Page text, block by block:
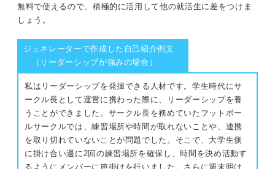
無料で使えるので、積極的に活用して他の就活生に差をつけま
しょう。
ジェネレーターで作成した自己紹介例文
（リーダーシップが強みの場合）
私はリーダーシップを発揮できる人材です。学生時代にサ
ークル長として運営に携わった際に、リーダーシップを養
うことができました。サークル長を務めていたフットボー
ルサークルでは、練習場所や時間が取れないことや、連携
を取り切れていないことが問題でした。そこで、大学生側
に掛け合い週に2回の練習場所を確保し、時間を決め活動す
るようにメンバーに声掛けを行いました。さらに週末明け